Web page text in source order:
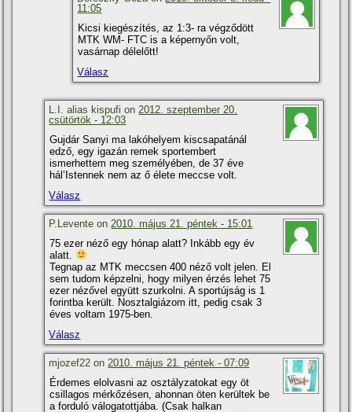
11:05
Kicsi kiegészí­tés, az 1:3- ra végződött
MTK WM- FTC is a képernyőn volt,
vasárnap délelőtt!
Válasz
L.I. alias kispufi on 2012. szeptember 20.
csütörtök - 12:03
Gujdár Sanyi ma lakóhelyem kiscsapatánál
edző, egy igazán remek sportembert
ismerhettem meg személyében, de 37 éve
hál’Istennek nem az ő élete meccse volt.
Válasz
P.Levente on 2010. május 21. péntek - 15:01
75 ezer néző egy hónap alatt? Inkább egy év
alatt.
Tegnap az MTK meccsen 400 néző volt jelen. El
sem tudom képzelni, hogy milyen érzés lehet 75
ezer nézővel együtt szurkolni. A sportújság is 1
forintba került. Nosztalgiázom itt, pedig csak 3
éves voltam 1975-ben.
Válasz
mjozef22 on 2010. május 21. péntek - 07:09
Érdemes elolvasni az osztályzatokat egy öt
csillagos mérkőzésen, ahonnan öten kerültek be
a forduló válogatottjába. (Csak halkan